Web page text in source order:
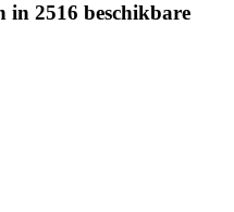
in 2516 beschikbare